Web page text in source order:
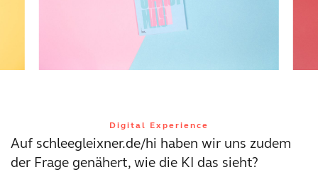
Digital Experience
Auf schleegleixner.de/hi haben wir uns zudem
der Frage genähert, wie die KI das sieht?